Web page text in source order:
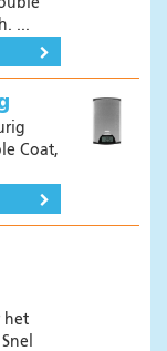
...
Coat,
het